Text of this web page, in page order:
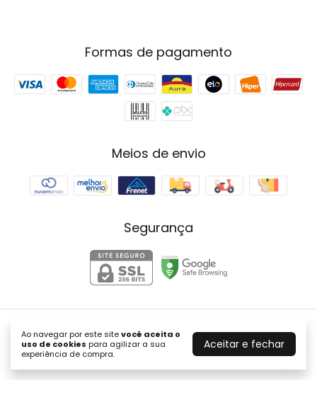
Ao navegar por este sitevocê aceita o
uso de cookies para agilizar a sua
experiência de compra.
Aceitar e fechar
Formas de pagamento
Meios de envio
Segurança
Agulha para Hemodiálise - Medical Lage
©2026. MedicalLage - 15557757000158. Todos os direitos